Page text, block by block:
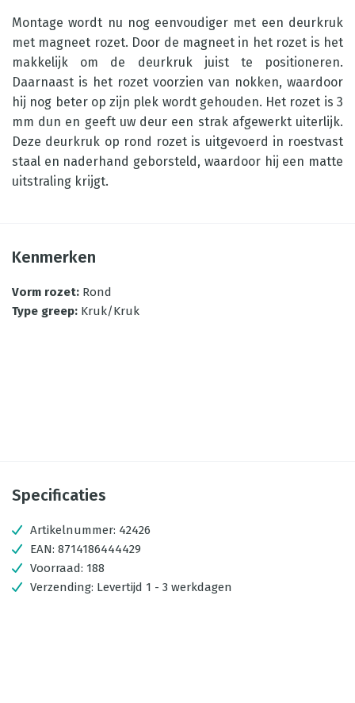
Montage wordt nu nog eenvoudiger met een deurkruk
met magneet rozet. Door de magneet in het rozet is het
makkelijk om de deurkruk juist te positioneren.
Daarnaast is het rozet voorzien van nokken, waardoor
hij nog beter op zijn plek wordt gehouden. Het rozet is 3
mm dun en geeft uw deur een strak afgewerkt uiterlijk.
Deze deurkruk op rond rozet is uitgevoerd in roestvast
staal en naderhand geborsteld, waardoor hij een matte
uitstraling krijgt.
Kenmerken
Vorm rozet: Rond
Type greep: Kruk/Kruk
Specificaties
Artikelnummer: 42426
EAN: 8714186444429
Voorraad: 188
Verzending: Levertijd 1 - 3 werkdagen